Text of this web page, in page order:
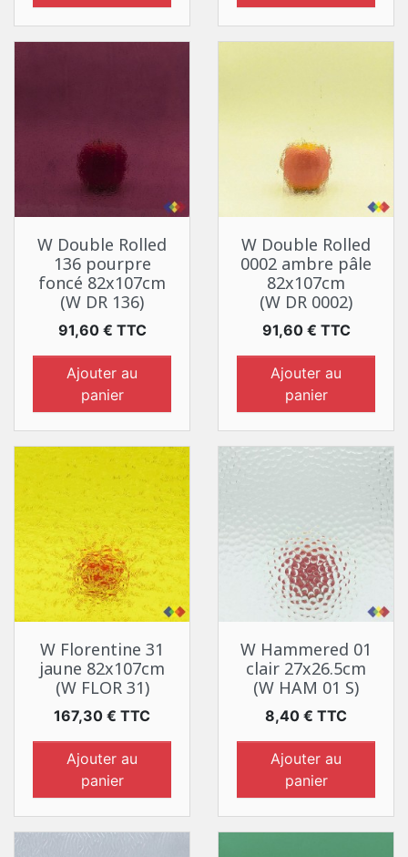
W Double Rolled
136 pourpre
foncé 82x107cm
(W DR 136)
Prix
91,60 € TTC
Ajouter au
panier
W Double Rolled
0002 ambre pâle
82x107cm
(W DR 0002)
Prix
91,60 € TTC
Ajouter au
panier
W Florentine 31
jaune 82x107cm
(W FLOR 31)
Prix
167,30 € TTC
Ajouter au
panier
W Hammered 01
clair 27x26.5cm
(W HAM 01 S)
Prix
8,40 € TTC
Ajouter au
panier